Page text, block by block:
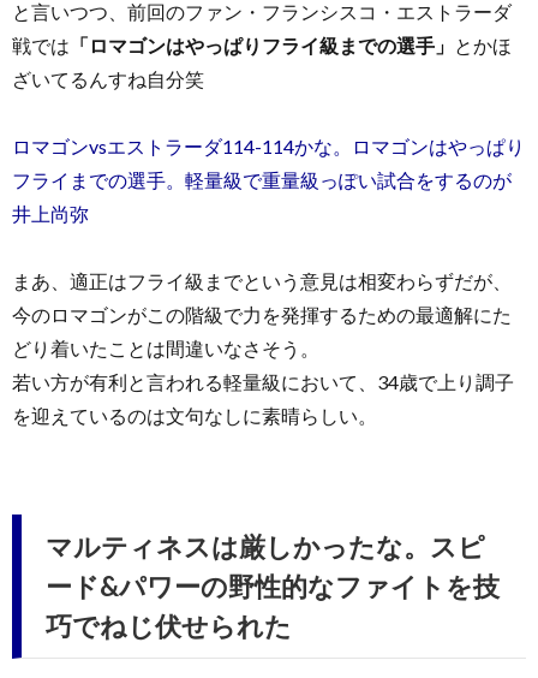
と言いつつ、前回のファン・フランシスコ・エストラーダ
戦では 「ロマゴンはやっぱりフライ級までの選手」 とかほ
ざいてるんすね自分笑
ロマゴンvsエストラーダ114-114かな。ロマゴンはやっぱり
フライまでの選手。軽量級で重量級っぽい試合をするのが
井上尚弥
まあ、適正はフライ級までという意見は相変わらずだが、
今のロマゴンがこの階級で力を発揮するための最適解にた
どり着いたことは間違いなさそう。
若い方が有利と言われる軽量級において、34歳で上り調子
を迎えているのは文句なしに素晴らしい。
マルティネスは厳しかったな。スピ
ード&パワーの野性的なファイトを技
巧でねじ伏せられた